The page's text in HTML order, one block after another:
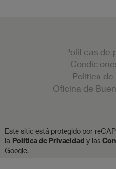
Políticas de
Política de
Oficina de
Este sitio está protegido por
la Política de Privacidad y las
Google.